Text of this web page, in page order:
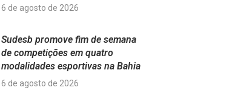
6 de agosto de 2026
Sudesb promove fim de semana
de competições em quatro
modalidades esportivas na Bahia
6 de agosto de 2026